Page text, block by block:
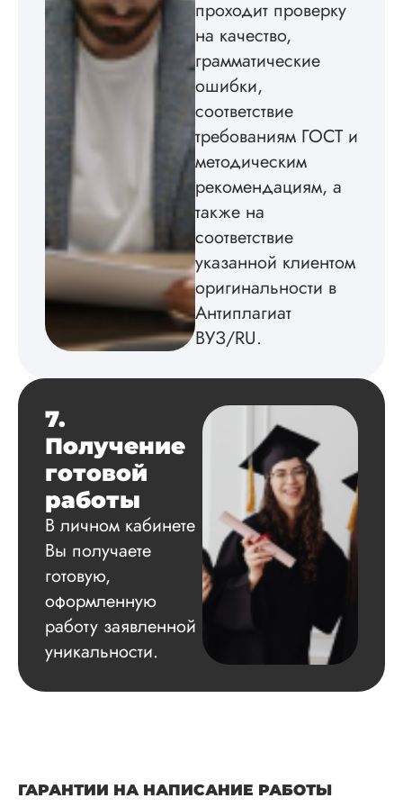
теме
без воды,
оформил, правда,
пришлось
мне. Услугой
бесплатного
редактирования
не
проходит проверку
на качество,
грамматические
ошибки,
соответствие
требованиям ГОСТ и
методическим
рекомендациям, а
также на
соответствие
указанной клиентом
оригинальности в
Антиплагиат
ВУЗ/RU.
7.
Получение
готовой
работы
В личном кабинете
Вы получаете
готовую,
оформленную
работу заявленной
уникальности.
ГАРАНТИИ НА НАПИСАНИЕ РАБОТЫ